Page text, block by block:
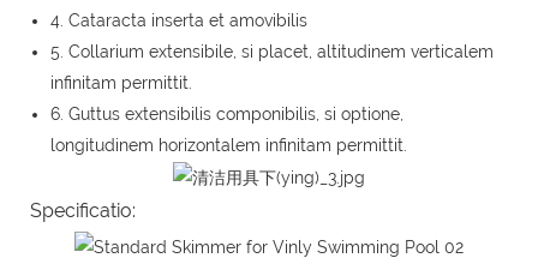
4. Cataracta inserta et amovibilis
5. Collarium extensibile, si placet, altitudinem verticalem
infinitam permittit.
6. Guttus extensibilis componibilis, si optione,
longitudinem horizontalem infinitam permittit.
Specificatio: